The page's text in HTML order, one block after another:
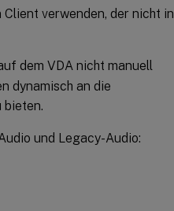
verwenden, der nicht in
dem VDA nicht manuell
dynamisch an die
bieten.
und Legacy-Audio: